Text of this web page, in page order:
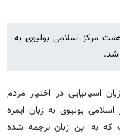
مرکز اسلامی بولیوی به
شد.
اسپانیایی در اختیار مردم
بولیوی به زبان ایمره
به این زبان ترجمه شده